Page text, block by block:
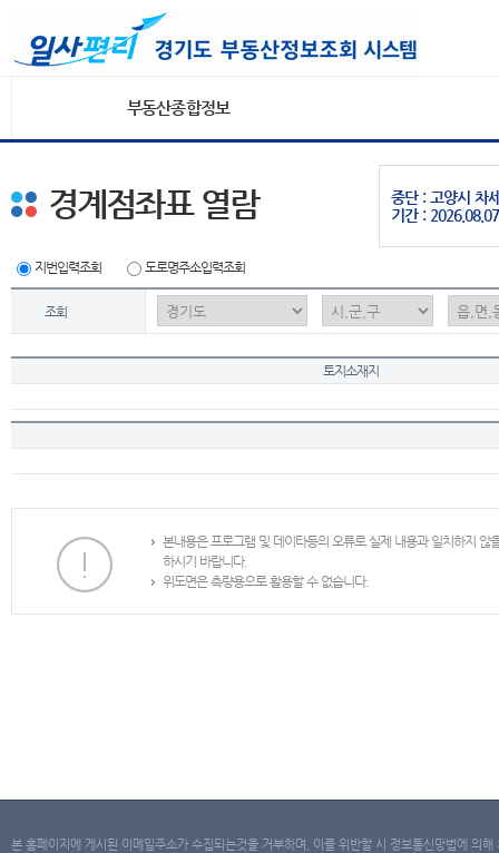
부동산종합정보
중단 : 고양시 차
기간 :
경계점좌표 열람
지번입력조회 도로명주소입력조회
조회
토지소재지
본내용은 프로그램 및 데이타등의 오류로 실제 내용과 일치하지
하시기 바랍니다.
위도면은 측량용으로 활용할 수 없습니다.
본 홈페이지에 게시된 이메일주소가 수집되는것을 거부하며, 이를 위반할 시 정보통신망법에 의